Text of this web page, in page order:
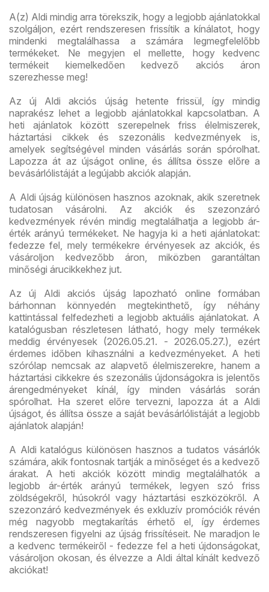
A(z) Aldi mindig arra törekszik, hogy a legjobb ajánlatokkal
szolgáljon, ezért rendszeresen frissítik a kínálatot, hogy
mindenki megtalálhassa a számára legmegfelelőbb
termékeket. Ne megyjen el mellette, hogy kedvenc
termékeit kiemelkedően kedvező akciós áron
szerezhesse meg!
Az új Aldi akciós újság hetente frissül, így mindig
naprakész lehet a legjobb ajánlatokkal kapcsolatban. A
heti ajánlatok között szerepelnek friss élelmiszerek,
háztartási cikkek és szezonális kedvezmények is,
amelyek segítségével minden vásárlás során spórolhat.
Lapozza át az újságot online, és állítsa össze előre a
bevásárlólistáját a legújabb akciók alapján.
A Aldi újság különösen hasznos azoknak, akik szeretnek
tudatosan vásárolni. Az akciók és szezonzáró
kedvezmények révén mindig megtalálhatja a legjobb ár-
érték arányú termékeket. Ne hagyja ki a heti ajánlatokat:
fedezze fel, mely termékekre érvényesek az akciók, és
vásároljon kedvezőbb áron, miközben garantáltan
minőségi árucikkekhez jut.
Az új Aldi akciós újság lapozható online formában
bárhonnan könnyedén megtekinthető, így néhány
kattintással felfedezheti a legjobb aktuális ajánlatokat. A
katalógusban részletesen látható, hogy mely termékek
meddig érvényesek (2026.05.21. - 2026.05.27.), ezért
érdemes időben kihasználni a kedvezményeket. A heti
szórólap nemcsak az alapvető élelmiszerekre, hanem a
háztartási cikkekre és szezonális újdonságokra is jelentős
árengedményeket kínál, így minden vásárlás során
spórolhat. Ha szeret előre tervezni, lapozza át a Aldi
újságot, és állítsa össze a saját bevásárlólistáját a legjobb
ajánlatok alapján!
A Aldi katalógus különösen hasznos a tudatos vásárlók
számára, akik fontosnak tartják a minőséget és a kedvező
árakat. A heti akciók között mindig megtalálhatók a
legjobb ár-érték arányú termékek, legyen szó friss
zöldségekről, húsokról vagy háztartási eszközökről. A
szezonzáró kedvezmények és exkluzív promóciók révén
még nagyobb megtakarítás érhető el, így érdemes
rendszeresen figyelni az újság frissítéseit. Ne maradjon le
a kedvenc termékeiről - fedezze fel a heti újdonságokat,
vásároljon okosan, és élvezze a Aldi által kínált kedvező
akciókat!